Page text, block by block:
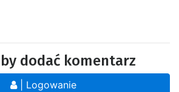
dodać komentarz
| Logowanie